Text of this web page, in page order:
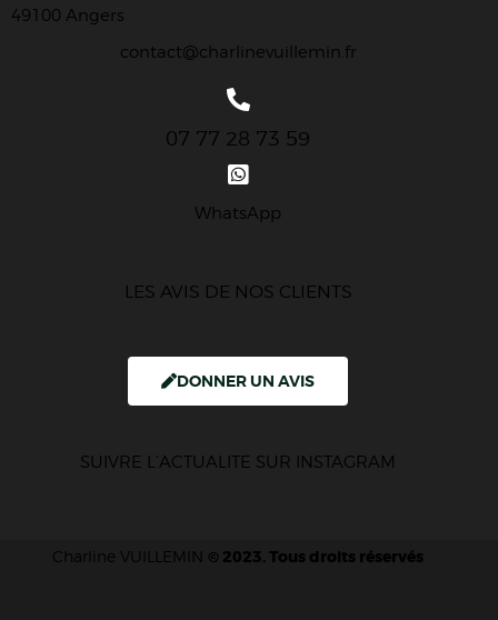
49100 Angers
contact@charlinevuillemin.fr
07 77 28 73 59
WhatsApp
LES AVIS DE NOS CLIENTS
DONNER UN AVIS
SUIVRE L’ACTUALITE SUR INSTAGRAM
Charline VUILLEMIN © 2023. Tous droits réservés